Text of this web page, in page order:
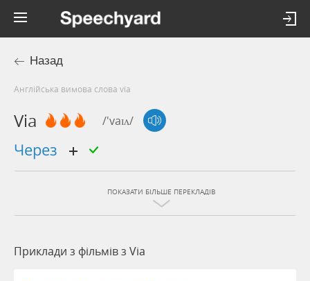
Назад
Англійська вимова слова via
Via /'vaɪʌ/
через
ПОКАЗАТИ БІЛЬШЕ ПЕРЕКЛАДІВ
Приклади з фільмів з Via